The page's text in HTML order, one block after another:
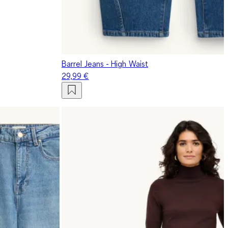
Barrel Jeans - High Waist
29,99 €